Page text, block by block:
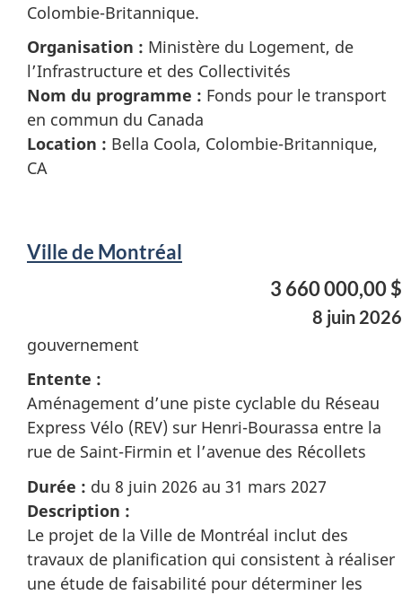
Colombie-Britannique.
Organisation : Ministère du Logement, de
l’Infrastructure et des Collectivités
Nom du programme : Fonds pour le transport
en commun du Canada
Location : Bella Coola, Colombie-Britannique,
CA
Ville de Montréal
3 660 000,00 $
8 juin 2026
gouvernement
Entente :
Aménagement d’une piste cyclable du Réseau
Express Vélo (REV) sur Henri-Bourassa entre la
rue de Saint-Firmin et l’avenue des Récollets
Durée : du 8 juin 2026 au 31 mars 2027
Description :
Le projet de la Ville de Montréal inclut des
travaux de planification qui consistent à réaliser
une étude de faisabilité pour déterminer les